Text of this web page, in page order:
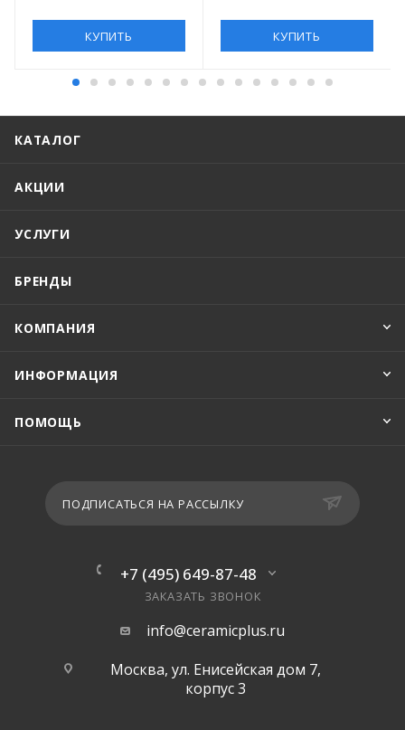
КУПИТЬ КУПИТЬ
КАТАЛОГ
АКЦИИ
УСЛУГИ
БРЕНДЫ
КОМПАНИЯ
ИНФОРМАЦИЯ
ПОМОЩЬ
ПОДПИСАТЬСЯ НА РАССЫЛКУ
+7 (495) 649-87-48
ЗАКАЗАТЬ ЗВОНОК
info@ceramicplus.ru
Москва, ул. Енисейская дом 7,
корпус 3